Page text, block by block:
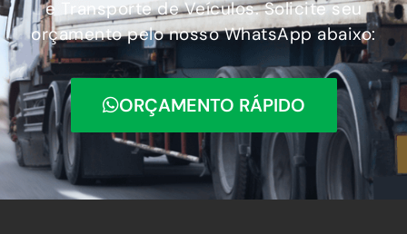
e Transporte de Veículos. Solicite seu
orçamento pelo nosso WhatsApp abaixo:
ORÇAMENTO RÁPIDO